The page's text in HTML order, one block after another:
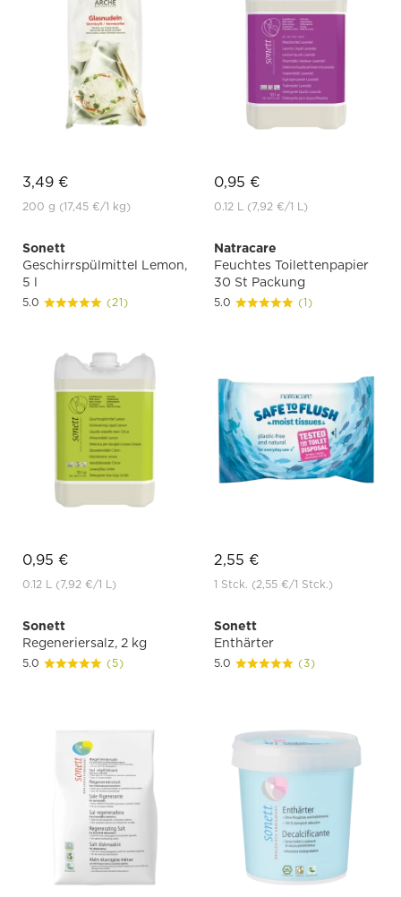
3,49 €
200 g (17,45 €/1 kg)
0,95 €
0.12 L (7,92 €/1 L)
Sonett
Geschirrspülmittel Lemon,
5 l
5.0 (21)
0,95 €
0.12 L (7,92 €/1 L)
Natracare
Feuchtes Toilettenpapier
30 St Packung
5.0 (1)
2,55 €
1 Stck. (2,55 €/1 Stck.)
Sonett
Regeneriersalz, 2 kg
5.0 (5)
Sonett
Enthärter
5.0 (3)